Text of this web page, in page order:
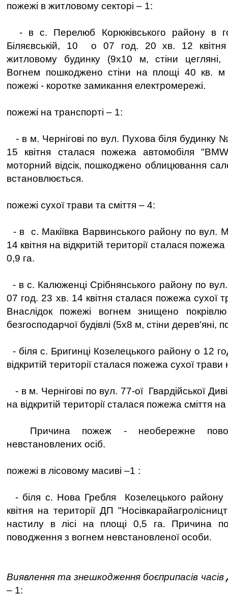
пожежі в житловому секторі – 1:
- в с. Перелюб Корюківського району в
Біляєвській, 10 о 07 год. 20 хв. 12
житловому будинку (9х10 м, стіни цегляні,
Вогнем пошкоджено стіни на площі 40 кв.
пожежі - коротке замикання електромережі.
пожежі на транспорті – 1:
- в м. Чернігові по вул. Пухова біля будинку
15 квітня сталася пожежа автомобіля
моторний відсік, пошкоджено облицювання
встановлюється.
пожежі сухої трави та сміття – 4:
- в с. Макіївка Варвинського району по вул.
14 квітня на відкритій території сталася
0,9 га.
- в с. Калюженці Срібнянського району по
07 год. 23 хв. 14 квітня сталася пожежа сухої
Внаслідок пожежі вогнем знищено
безгосподарчої будівлі (5х8 м, стіни дерев'яні,
- біля с. Бригинці Козелецького району о 12
відкритій території сталася пожежа сухої
- в м. Чернігові по вул. 77-ої Гвардійської
на відкритій території сталася пожежа сміття
Причина пожеж - необережне
невстановлених осіб.
пожежі в лісовому масиві –1 :
- біля с. Нова Гребля Козелецького
квітня на території ДП
настилу в лісі на площі 0,5 га. Причина
поводження з вогнем невстановленої особи.
Виявлення та знешкодження боєприпасів часів
– 1: